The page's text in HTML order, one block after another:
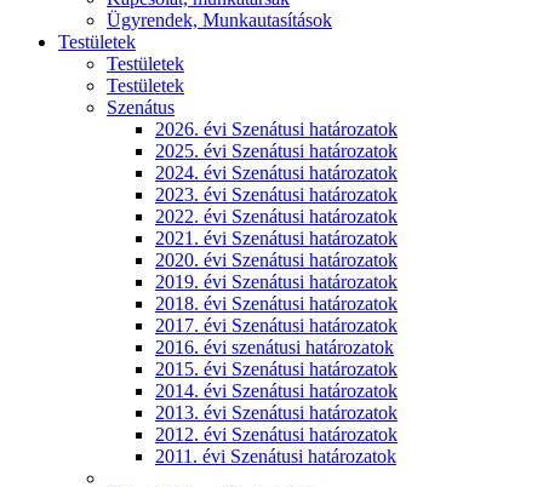
Ügyrendek, Munkautasítások
Testületek
Testületek
Testületek
Szenátus
2026. évi Szenátusi határozatok
2025. évi Szenátusi határozatok
2024. évi Szenátusi határozatok
2023. évi Szenátusi határozatok
2022. évi Szenátusi határozatok
2021. évi Szenátusi határozatok
2020. évi Szenátusi határozatok
2019. évi Szenátusi határozatok
2018. évi Szenátusi határozatok
2017. évi Szenátusi határozatok
2016. évi szenátusi határozatok
2015. évi Szenátusi határozatok
2014. évi Szenátusi határozatok
2013. évi Szenátusi határozatok
2012. évi Szenátusi határozatok
2011. évi Szenátusi határozatok